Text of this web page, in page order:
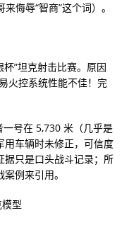
侮辱“智商”这个词）。
”坦克射击比赛。原因
火控系统性能不佳！完
号在 5,730 米（几乎是
用车辆时未修正，可信度
据只是口头战斗记录；所
例来引用。
型